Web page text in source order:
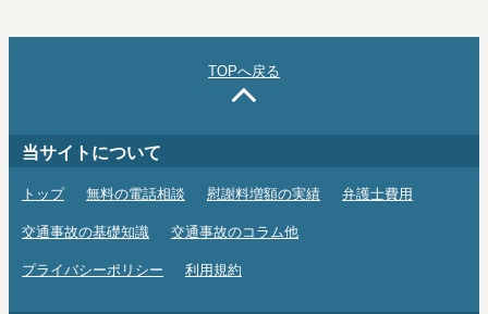
TOPへ戻る
当サイトについて
トップ 無料の電話相談 慰謝料増額の実績 弁護士費用
交通事故の基礎知識 交通事故のコラム他
プライバシーポリシー 利用規約